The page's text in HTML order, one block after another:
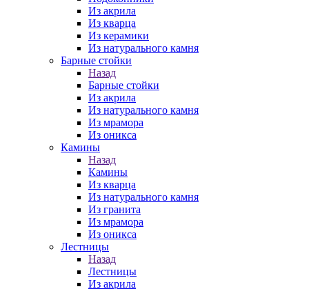
Из акрила
Из кварца
Из керамики
Из натурального камня
Барные стойки
Назад
Барные стойки
Из акрила
Из натурального камня
Из мрамора
Из оникса
Камины
Назад
Камины
Из кварца
Из натурального камня
Из гранита
Из мрамора
Из оникса
Лестницы
Назад
Лестницы
Из акрила